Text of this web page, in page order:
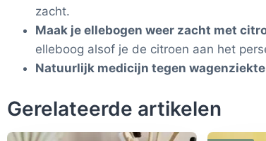
zacht.
Maak je ellebogen weer zacht met
elleboog alsof je de citroen aan het
Natuurlijk medicijn tegen wagenziekte
Gerelateerde artikelen